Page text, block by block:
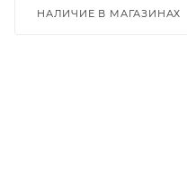
НАЛИЧИЕ В МАГАЗИНАХ